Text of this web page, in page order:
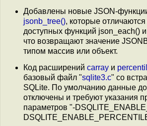
Добавлены новые JSON-
jsonb_tree(), которые
доступных функций json_each()
что возвращают значение
типом массив или объект.
Код расширений carray и
базовый файл "sqlite3.c" со
SQLite. По умолчанию данные
отключены и требуют указания
параметров "-